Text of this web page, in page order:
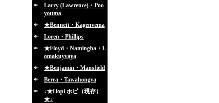
Larry (Lawrence)・Poo
youma
★Bennett・Kagenvema
Loren・Phillips
★Floyd・Namingha・L
omakuyvaya
★Benjamin・Mansfield
Berra・Tawahongva
↓★Hopi ホピ（現存）
★↓